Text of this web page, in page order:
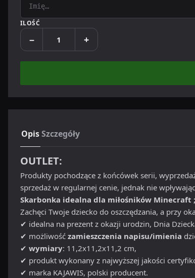
ILOŚĆ
− +
OpisSzczegóły
OUTLET:
Produkty pochodzące z końcówek serii,
sprzedaż w regularnej cenie, jednak nie
Skarbonka idealna dla miłośników Minecraft
Zachęci Twoje dziecko do oszczędzania, a przy
✔ idealna na prezent z okazji urodzin, Dnia
✔ możliwość zamieszczenia napisu/imienia
✔ wymiary: 11,2x11,2x11,2 cm,
✔ produkt wykonany z najwyższej jakości
✔ marka KAJAWIS, polski producent.